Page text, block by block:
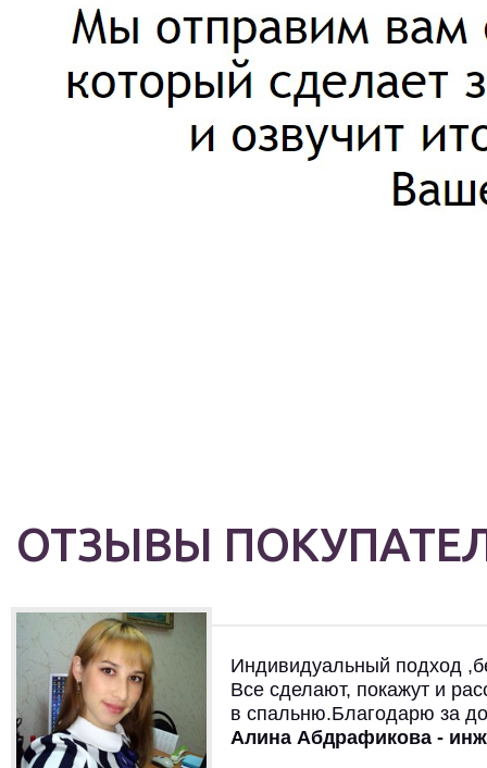
Индивидуальный подход
Все сделают, покажут и
в спальню.Благодарю за
Алина Абдрафикова -
ОТЗЫВЫ